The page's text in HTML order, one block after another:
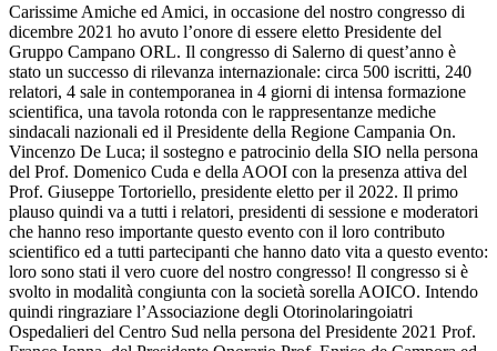
Carissime Amiche ed Amici, in occasione del nostro congresso di
dicembre 2021 ho avuto l’onore di essere eletto Presidente del
Gruppo Campano ORL. Il congresso di Salerno di quest’anno è
stato un successo di rilevanza internazionale: circa 500 iscritti, 240
relatori, 4 sale in contemporanea in 4 giorni di intensa formazione
scientifica, una tavola rotonda con le rappresentanze mediche
sindacali nazionali ed il Presidente della Regione Campania On.
Vincenzo De Luca; il sostegno e patrocinio della SIO nella persona
del Prof. Domenico Cuda e della AOOI con la presenza attiva del
Prof. Giuseppe Tortoriello, presidente eletto per il 2022. Il primo
plauso quindi va a tutti i relatori, presidenti di sessione e moderatori
che hanno reso importante questo evento con il loro contributo
scientifico ed a tutti partecipanti che hanno dato vita a questo evento:
loro sono stati il vero cuore del nostro congresso! Il congresso si è
svolto in modalità congiunta con la società sorella AOICO. Intendo
quindi ringraziare l’Associazione degli Otorinolaringoiatri
Ospedalieri del Centro Sud nella persona del Presidente 2021 Prof.